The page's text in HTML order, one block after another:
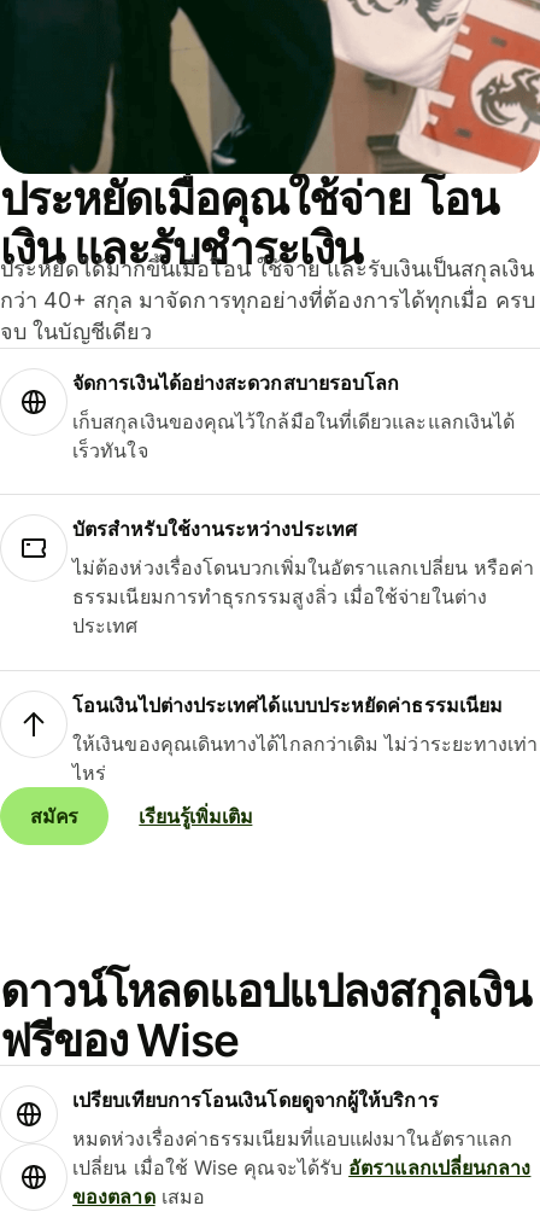
ประหยัดเมื่อคุณใช้จ่าย โอน
เงิน และรับชำระเงิน
ประหยัดได้มากขึ้นเมื่อโอน ใช้จ่าย และรับเงินเป็นสกุลเงิน
กว่า 40+ สกุล มาจัดการทุกอย่างที่ต้องการได้ทุกเมื่อ ครบ
จบ ในบัญชีเดียว
จัดการเงินได้อย่างสะดวกสบายรอบโลก
เก็บสกุลเงินของคุณไว้ใกล้มือในที่เดียวและแลกเงินได้
เร็วทันใจ
บัตรสำหรับใช้งานระหว่างประเทศ
ไม่ต้องห่วงเรื่องโดนบวกเพิ่มในอัตราแลกเปลี่ยน หรือค่า
ธรรมเนียมการทำธุรกรรมสูงลิ่ว เมื่อใช้จ่ายในต่าง
ประเทศ
โอนเงินไปต่างประเทศได้แบบประหยัดค่าธรรมเนียม
ให้เงินของคุณเดินทางได้ไกลกว่าเดิม ไม่ว่าระยะทางเท่า
ไหร่
สมัคร
เรียนรู้เพิ่มเติม
ดาวน์โหลดแอปแปลงสกุลเงิน
ฟรีของ Wise
เปรียบเทียบการโอนเงินโดยดูจากผู้ให้บริการ
หมดห่วงเรื่องค่าธรรมเนียมที่แอบแฝงมาในอัตราแลก
เปลี่ยน เมื่อใช้ Wise คุณจะได้รับ อัตราแลกเปลี่ยนกลาง
ของตลาดเสมอ